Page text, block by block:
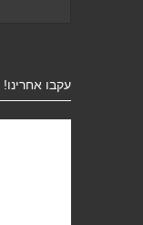
עקבו אחרינו!